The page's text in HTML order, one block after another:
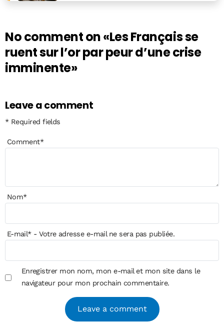
No comment on«Les Français se
ruent sur l’or par peur d’une crise
imminente»
Leave a comment
* Required fields
Comment*
Nom*
E-mail*- Votre adresse e-mail ne sera pas publiée.
Enregistrer mon nom, mon e-mail et mon site dans le
navigateur pour mon prochain commentaire.